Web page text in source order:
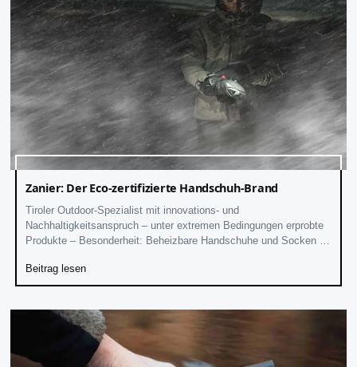
Zanier: Der Eco-zertifizierte Handschuh-Brand
Tiroler Outdoor-Spezialist mit innovations- und
Nachhaltigkeitsanspruch – unter extremen Bedingungen erprobte
Produkte – Besonderheit: Beheizbare Handschuhe und Socken –
Beitrag lesen